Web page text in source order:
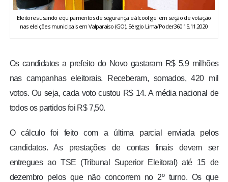
TV LPB
COLUNISTAS
Eleitores usando equipamentos de segurança e álcool gel em seção de votação
nas eleições municipais em Valparaiso (GO). Sérgio Lima/Poder360 15.11.2020
Os candidatos a prefeito do Novo gastaram R$ 5,9 milhões
nas campanhas eleitorais. Receberam, somados, 420 mil
votos. Ou seja, cada voto custou R$ 14. A média nacional de
todos os partidos foi R$ 7,50.
O cálculo foi feito com a última parcial enviada pelos
candidatos. As prestações de contas finais devem ser
entregues ao TSE (Tribunal Superior Eleitoral) até 15 de
dezembro pelos que não concorrem no 2º turno. Os que